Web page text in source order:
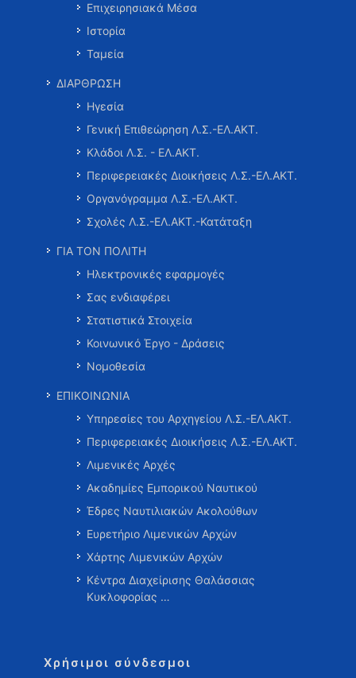
Επιχειρησιακά Μέσα
Ιστορία
Ταμεία
ΔΙΑΡΘΡΩΣΗ
Ηγεσία
Γενική Επιθεώρηση Λ.Σ.-ΕΛ.ΑΚΤ.
Κλάδοι Λ.Σ. - ΕΛ.ΑΚΤ.
Περιφερειακές Διοικήσεις Λ.Σ.-ΕΛ.ΑΚΤ.
Οργανόγραμμα Λ.Σ.-ΕΛ.ΑΚΤ.
Σχολές Λ.Σ.-ΕΛ.ΑΚΤ.-Κατάταξη
ΓΙΑ ΤΟΝ ΠΟΛΙΤΗ
Ηλεκτρονικές εφαρμογές
Σας ενδιαφέρει
Στατιστικά Στοιχεία
Κοινωνικό Έργο - Δράσεις
Νομοθεσία
ΕΠΙΚΟΙΝΩΝΙΑ
Υπηρεσίες του Αρχηγείου Λ.Σ.-ΕΛ.ΑΚΤ.
Περιφερειακές Διοικήσεις Λ.Σ.-ΕΛ.ΑΚΤ.
Λιμενικές Αρχές
Ακαδημίες Εμπορικού Ναυτικού
Έδρες Ναυτιλιακών Ακολούθων
Ευρετήριο Λιμενικών Αρχών
Χάρτης Λιμενικών Αρχών
Κέντρα Διαχείρισης Θαλάσσιας
Κυκλοφορίας …
Χρήσιμοι σύνδεσμοι